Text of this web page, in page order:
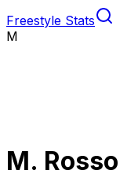
Freestyle Stats
M
M. Rosso